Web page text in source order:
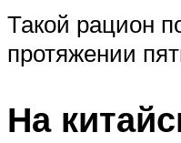
Такой рацион
протяжении
На